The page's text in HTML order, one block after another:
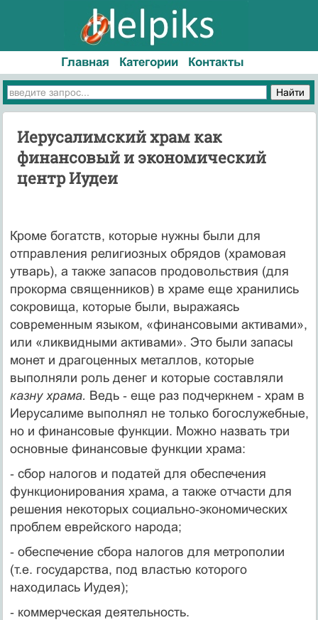
Главная Категории Контакты
Иерусалимский храм как
финансовый и экономический
центр Иудеи
Кроме богатств, которые нужны были для
отправления религиозных обрядов (храмовая
утварь), а также запасов продовольствия (для
прокорма священников) в храме еще хранились
сокровища, которые были, выражаясь
современным языком, «финансовыми активами»,
или «ликвидными активами». Это были запасы
монет и драгоценных металлов, которые
выполняли роль денег и которые составляли
казну храма. Ведь ‑ еще раз подчеркнем ‑ храм в
Иерусалиме выполнял не только богослужебные,
но и финансовые функции. Можно назвать три
основные финансовые функции храма:
‑ сбор налогов и податей для обеспечения
функционирования храма, а также отчасти для
решения некоторых социально‑экономических
проблем еврейского народа;
‑ обеспечение сбора налогов для метрополии
(т.е. государства, под властью которого
находилась Иудея);
‑ коммерческая деятельность.